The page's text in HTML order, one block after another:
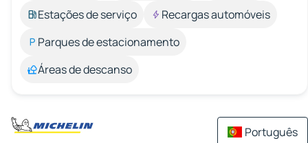
Estações de serviço
Recargas automóveis
Parques de estacionamento
Áreas de descanso
Português